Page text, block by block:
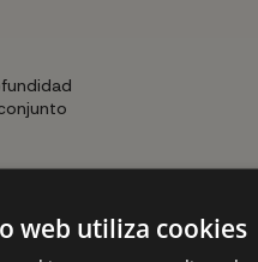
único: en horizontal
a cualquier decoración.
web utiliza cookies